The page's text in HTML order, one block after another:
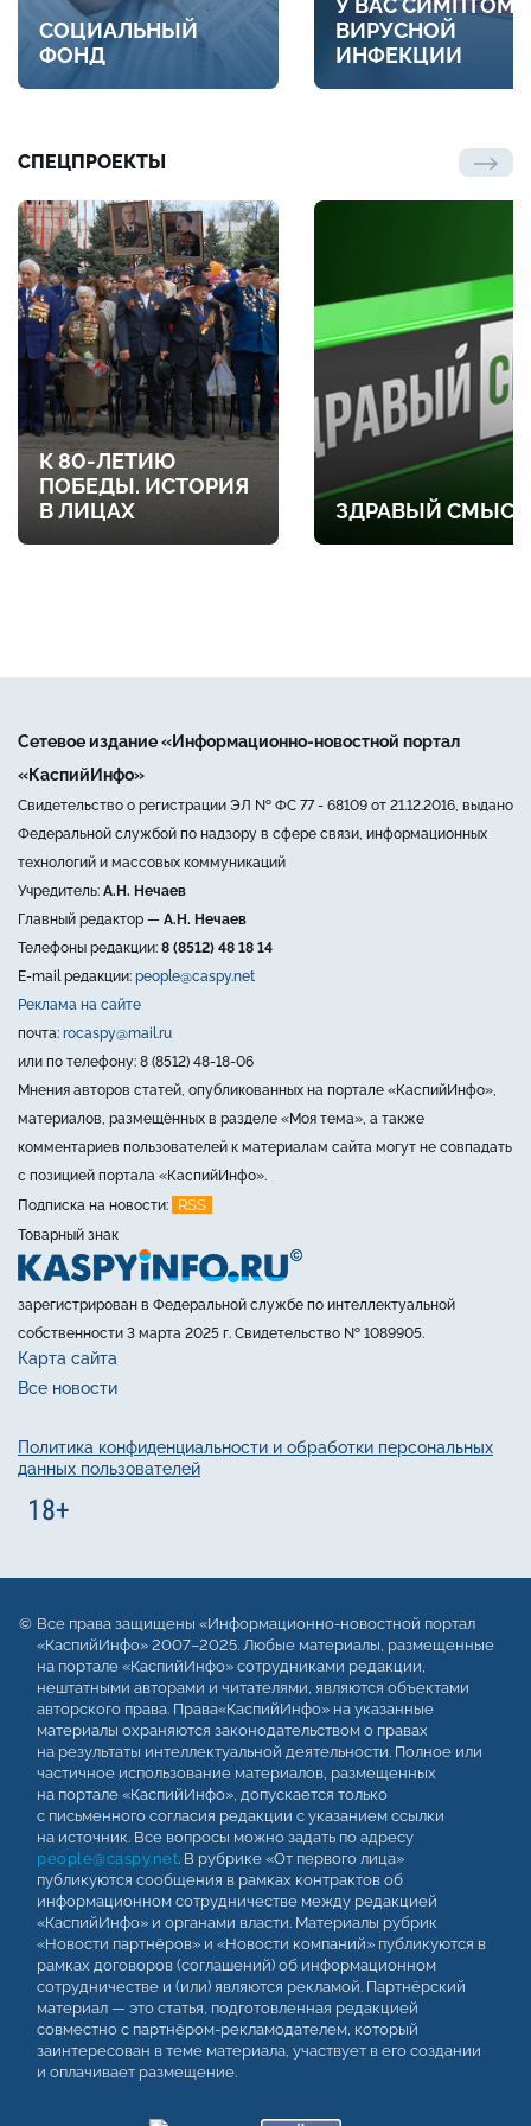
СОЦИАЛЬНЫЙ
ФОНД
У ВАС
ВИРУСНОЙ
ИНФЕКЦИИ
СПЕЦПРОЕКТЫ
К 80-ЛЕТИЮ
ПОБЕДЫ. ИСТОРИЯ
В ЛИЦАХ
ЗДРАВЫЙ СМЫСЛ
Сетевое издание «Информационно-новостной портал
«КаспийИнфо»
Свидетельство о регистрации ЭЛ № ФС 77 - 68109 от 21.12.2016, выдано
Федеральной службой по надзору в сфере связи, информационных
технологий и массовых коммуникаций
Учредитель: А.Н. Нечаев
Главный редактор — А.Н. Нечаев
Телефоны редакции: 8 (8512) 48 18 14
E-mail редакции: people@caspy.net
Реклама на сайте
почта: rocaspy@mail.ru
или по телефону: 8 (8512) 48-18-06
Мнения авторов статей, опубликованных на портале «КаспийИнфо»,
материалов, размещённых в разделе «Моя тема», а также
комментариев пользователей к материалам сайта могут не совпадать
с позицией портала «КаспийИнфо».
Подписка на новости:
RSS
Товарный знак
зарегистрирован в Федеральной службе по интеллектуальной
собственности 3 марта 2025 г. Свидетельство № 1089905.
Карта сайта
Все новости
Политика конфиденциальности и обработки персональных
данных пользователей
Все права защищены «Информационно-новостной портал
«КаспийИнфо» 2007–2025. Любые материалы, размещенные
на портале «КаспийИнфо» сотрудниками редакции,
нештатными авторами и читателями, являются объектами
авторского права. Права«КаспийИнфо» на указанные
материалы охраняются законодательством о правах
на результаты интеллектуальной деятельности. Полное или
частичное использование материалов, размещенных
на портале «КаспийИнфо», допускается только
с письменного согласия редакции с указанием ссылки
на источник. Все вопросы можно задать по адресу
people@caspy.net. В рубрике «От первого лица»
публикуются сообщения в рамках контрактов об
информационном сотрудничестве между редакцией
«КаспийИнфо» и органами власти. Материалы рубрик
«Новости партнёров» и «Новости компаний» публикуются в
рамках договоров (соглашений) об информационном
сотрудничестве и (или) являются рекламой. Партнёрский
материал — это статья, подготовленная редакцией
совместно с партнёром-рекламодателем, который
заинтересован в теме материала, участвует в его создании
и оплачивает размещение.